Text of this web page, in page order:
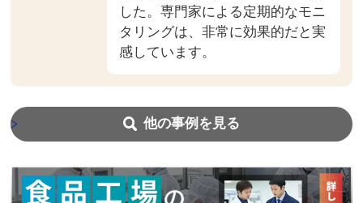
した。専門家による定期的なモニ
タリングは、非常に効果的だと実
感しています。
他の事例を見る